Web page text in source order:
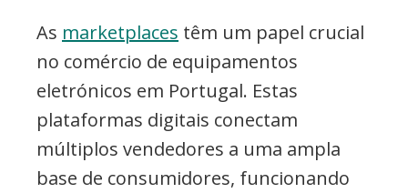
As marketplaces têm um papel crucial
no comércio de equipamentos
eletrónicos em Portugal. Estas
plataformas digitais conectam
múltiplos vendedores a uma ampla
base de consumidores, funcionando